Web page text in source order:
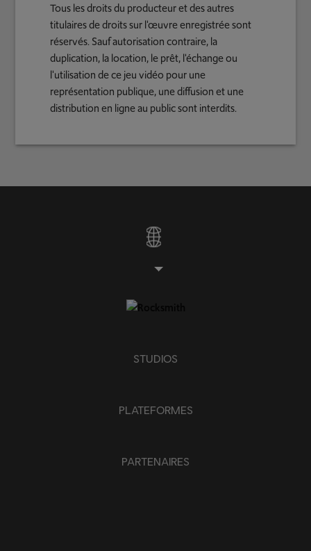
Tous les droits du producteur et des autres
titulaires de droits sur l'œuvre enregistrée sont
réservés. Sauf autorisation contraire, la
duplication, la location, le prêt, l'échange ou
l'utilisation de ce jeu vidéo pour une
représentation publique, une diffusion et une
distribution en ligne au public sont interdits.
STUDIOS
PLATEFORMES
PARTENAIRES